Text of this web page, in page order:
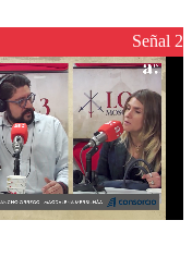
reconstrucciónSeñal 2